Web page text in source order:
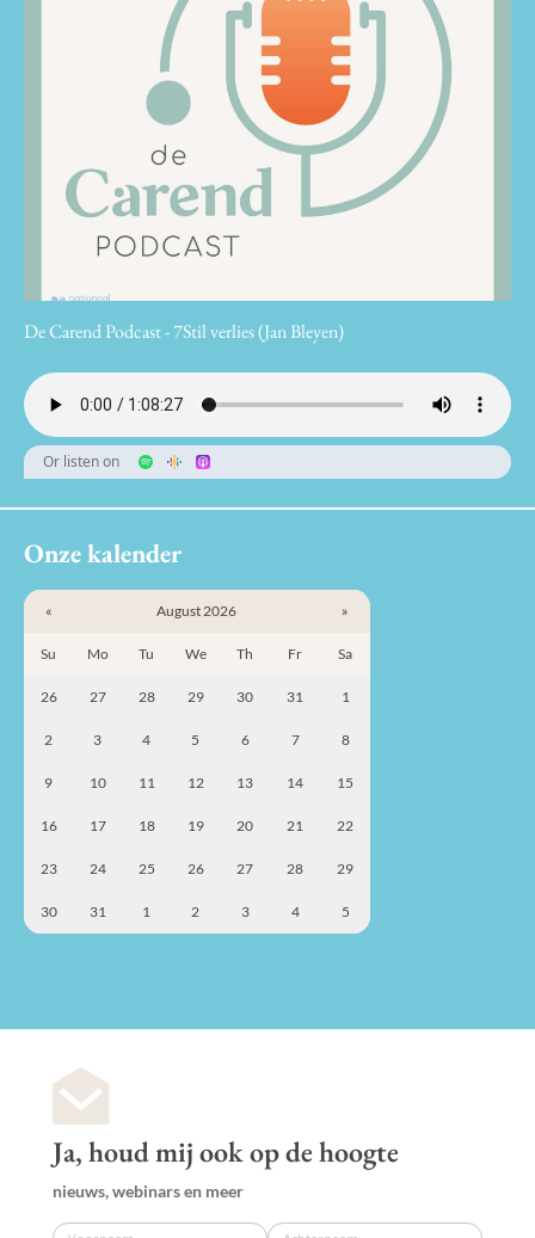
De Carend Podcast - 7Stil verlies (Jan Bleyen)
Or listen on
Onze kalender
« August 2026 »
Su Mo Tu We Th Fr Sa
26 27 28 29 30 31 1
2 3 4 5 6 7 8
9 10 11 12 13 14 15
16 17 18 19 20 21 22
23 24 25 26 27 28 29
30 31 1 2 3 4 5
Ja, houd mij ook op de hoogte
nieuws, webinars en meer